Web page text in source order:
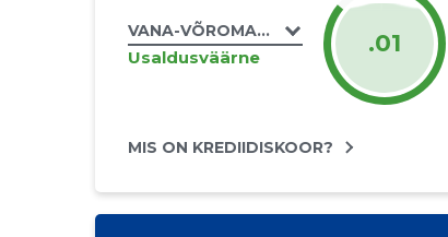
VANA-VÕROMAA VEGAN OÜ
Usaldusväärne .01
MIS ON KREDIIDISKOOR?